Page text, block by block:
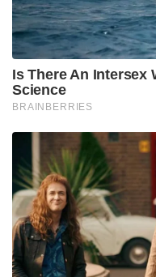
Is There An Intersex
Science
BRAINBERRIES